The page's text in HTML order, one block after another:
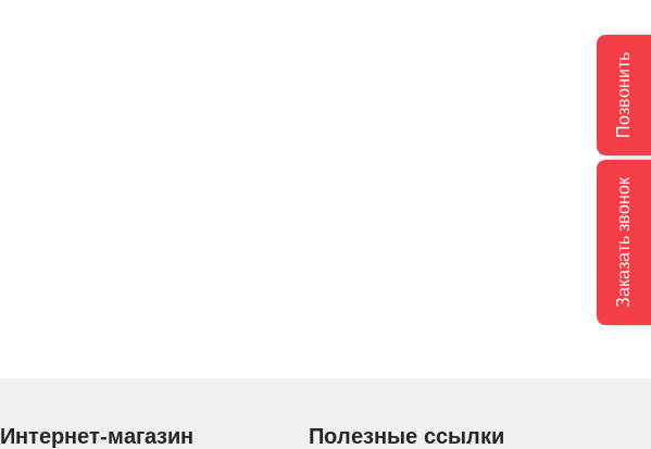
Интернет-магазин
Полезные ссылки
Заказать звонок
Позвонить